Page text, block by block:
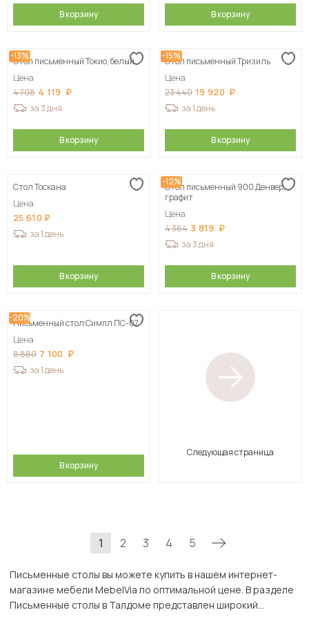
В корзину В корзину
-13%
Стол письменный Токио, белый
Цена
4 708 4 119
за 3 дня
В корзину
-15%
Стол письменный Тризиль
Цена
23 440 19 920
за 1 день
В корзину
Стол Тоскана
Цена
25 610
за 1 день
В корзину
-12%
Стол письменный 900 Денвер,
графит
Цена
4 364 3 819
за 3 дня
В корзину
-20%
Письменный стол Симпл ПС-07
Цена
8 880 7 100
за 1 день
В корзину
Следующая страница
1 2 3 4 5
Письменные столы вы можете купить в нашем интернет-
магазине мебели MebelVia по оптимальной цене. В разделе
Письменные столы в Талдоме представлен широкий